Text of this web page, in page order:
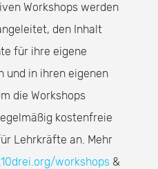
Workshops werden
den Inhalt
für ihre eigene
und in ihren eigenen
die Workshops
kostenfreie
Lehrkräfte an. Mehr
workshops &